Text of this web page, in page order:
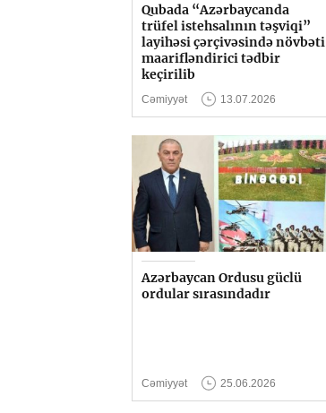
Qubada “Azərbaycanda
trüfel istehsalının təşviqi”
layihəsi çərçivəsində növbəti
maarifləndirici tədbir
keçirilib
Cəmiyyət 13.07.2026
Azərbaycan Ordusu güclü
ordular sırasındadır
Cəmiyyət 25.06.2026